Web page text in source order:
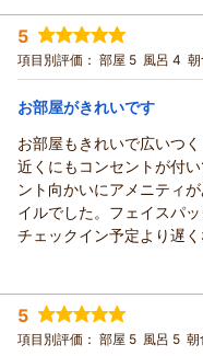
いただけますと幸いでご
またのお越しをスタッフ
す。
リッチモンドホテル帯広
フロント 石井
数あるホテルをご比較い
部屋をお選びいただき、
変嬉しく拝読いたしまし
眺望など、ご家族皆様で
何よりでございます。
言葉を賜り、ありがとう
街にも近く、お車でお越
をご利用のお客様にも便
ざいます。周辺でのお食
うで嬉しく存じます。
朝食につきましても、
の思いから、ご注文をい
お声がけのタイミングに
宿泊時期： 2026年06月宿泊 (
投稿者： ポラリスさん
宿泊プラン： 【じゃらんスペ
ンプルステイプラン-朝食付-
宿泊価格帯： 4,001～5,000円(
リッチモンドホテル帯広駅前
この度はリッチモンドホ
ご多用の中、温かいご感
とうございます。
「全てに関して最高」
私どものホテルは帯広駅
お客様にご好評いただい
ご満足いただけたご様子
5
項目別評価： 部屋 5 風呂 4
お部屋がきれいです
お部屋もきれいで広いつ
近くにもコンセントが付
ント向かいにアメニティ
イルでした。フェイスパッ
チェックイン予定より遅
事前に駐車場の案内も丁
きました。また今度も泊
ました。
宿泊時期： 2026年07月宿泊 (
投稿者： たまちーさん
宿泊プラン： 【カード決済限
5
項目別評価： 部屋 5 風呂 5 朝